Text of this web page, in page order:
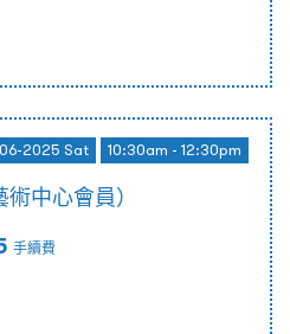
2025 Sat 10:30am - 12:30pm
中心會員）
手續費